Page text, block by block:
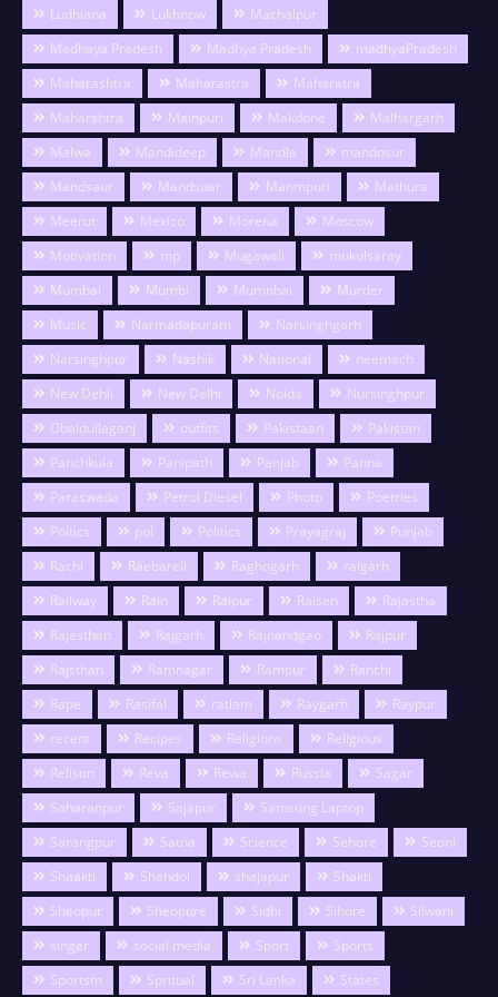
Ludhiana Lukhnow
Machalpur
Madhaya Pradesh
Madhya Pradesh
madhyaPradesh
Maharashtra
Maharastra
Maharatra
Maharshtra
Mainpuri Makdone
Malhargarh
Malwa
Mandideep Mandla
mandosur
Mandsaur
Mandsuar Manmpuri
Mathura
Meerut
Mexico Morena
Moscow
Motivation
mp Mugawali
mukulsaray
Mumbai
Mumbi Mumnbai
Murder
Music
Narmadapuram
Narsinghgarh
Narsinghpur
Nashik National
neemach
New Dehli
New Delhi Noida
Nursinghpur
Obaidullaganj
outfits Pakistaan
Pakistan
Panchkula
Panipath Panjab
Panna
Paraswada
Petrol Diesel Photo
Poetries
Poitics
pol Politics Prayagraj
Punjab
Rachi
Raebareli Raghogarh
raigarh
Railway
Rain Raipur Raisen
Rajastha
Rajasthan
Rajgarh Rajnandgao
Rajpur
Rajsthan
Ramnagar Rampur
Ranchi
Rape
Rasifal ratlam Raygarh
Raypur
recent
Recipes Religions
Religious
Relison
Reva Rewa Russia
Sagar
Saharanpur
Sajapur
Samsung Laptop
Sarangpur
Satna Science Sehore
Seoni
Shaakti
Shahdol shajapur
Shakti
Sheopur
Sheopure Sidhi Sihore
Silwani
singer
social media Sport
Sports
Sportsm
Spritual Sri Lanka States